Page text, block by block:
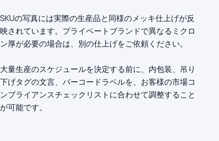
SKUの写真には実際の生産品と同様のメッキ仕上げが反
映されています。プライベートブランドで異なるミクロ
ン厚が必要の場合は、別の仕上げをご依頼ください。
大量生産のスケジュールを決定する前に、内包装、吊り
下げタグの文言、バーコードラベルを、お客様の市場コ
ンプライアンスチェックリストに合わせて調整すること
が可能です。